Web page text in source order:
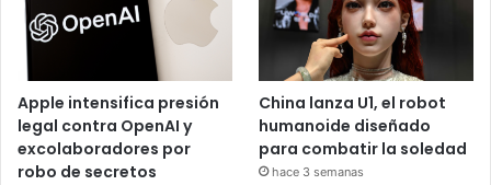
Apple intensifica presión
legal contra OpenAI y
excolaboradores por
robo de secretos
China lanza U1, el robot
humanoide diseñado
para combatir la soledad
hace 3 semanas